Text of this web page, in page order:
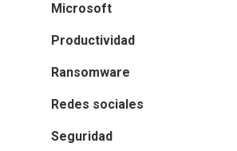
Microsoft
Productividad
Ransomware
Redes sociales
Seguridad